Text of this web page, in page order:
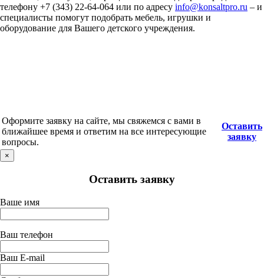
телефону +7 (343) 22-64-064 или по адресу info@konsaltpro.ru – и
специалисты помогут подобрать мебель, игрушки и
оборудование для Вашего детского учреждения.
Оформите заявку на сайте, мы свяжемся с вами в
ближайшее время и ответим на все интересующие
вопросы.
Оставить
заявку
×
Оставить заявку
Ваше имя
Ваш телефон
Ваш E-mail